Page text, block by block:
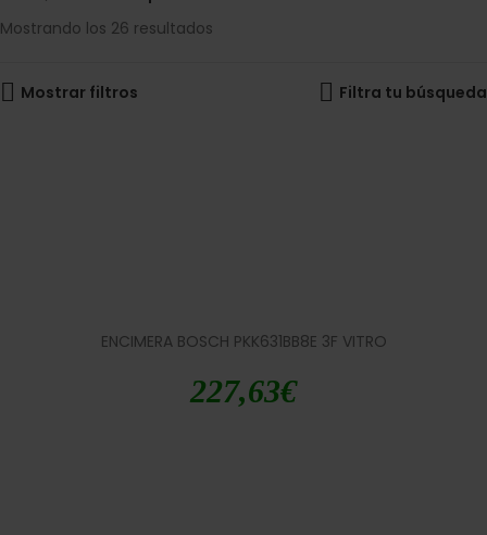
Mostrando los 26 resultados
Mostrar filtros Filtra tu búsqueda
ENCIMERA BOSCH PKK631BB8E 3F VITRO
227,63€